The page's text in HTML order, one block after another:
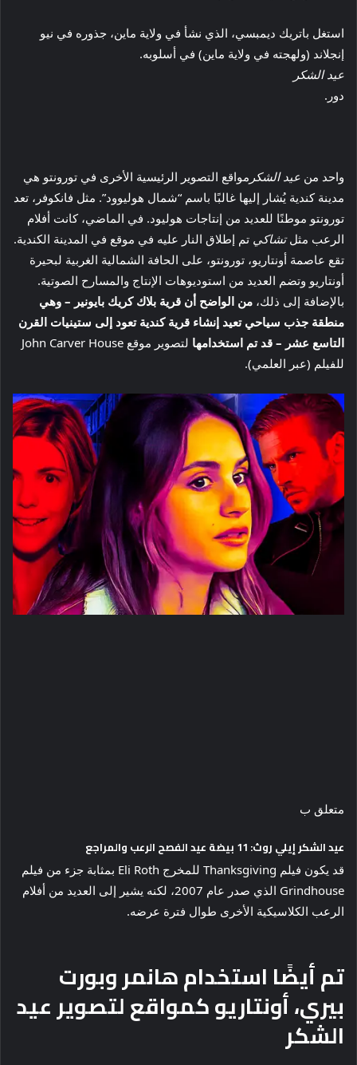
استغل باتريك ديمبسي، الذي نشأ في ولاية ماين، جذوره في نيو
إنجلاند (ولهجته في ولاية ماين) في أسلوبه.
عيد الشكر
دور.
واحد من عيد الشكر مواقع التصوير الرئيسية الأخرى في تورونتو هي
مدينة كندية يُشار إليها غالبًا باسم “شمال هوليوود”. مثل فانكوفر، تعد
تورونتو موطنًا للعديد من إنتاجات هوليود. في الماضي، كانت أفلام
الرعب مثلتشاكي تم إطلاق النار عليه في موقع في المدينة الكندية.
تقع عاصمة أونتاريو، تورونتو، على الحافة الشمالية الغربية لبحيرة
أونتاريو وتضم العديد من استوديوهات الإنتاج والمسارح الصوتية.
بالإضافة إلى ذلك، من الواضح أن قرية بلاك كريك بايونير – وهي
منطقة جذب سياحي تعيد إنشاء قرية كندية تعود إلى ستينيات القرن
التاسع عشر – قد تم استخدامها
لتصوير موقع John Carver House
للفيلم (عبر العلمي).
متعلق ب
عيد الشكر إيلي روث: 11 بيضة عيد الفصح الرعب والمراجع
قد يكون فيلم Thanksgiving للمخرج Eli Roth بمثابة جزء من فيلم
Grindhouse الذي صدر عام 2007، لكنه يشير إلى العديد من أفلام
الرعب الكلاسيكية الأخرى طوال فترة عرضه.
تم أيضًا استخدام هانمر وبورت
بيري، أونتاريو كمواقع لتصوير عيد
الشكر